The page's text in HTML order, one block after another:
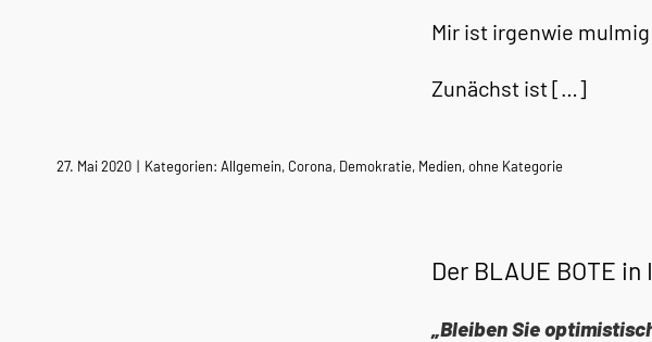
Mir ist irgenwie
Zunächst ist […]
27. Mai 2020 | Kategorien: Allgemein, Corona, Demokratie, Medien,ohne Kategorie
Der BLAUE BOTE
„Bleiben Sie